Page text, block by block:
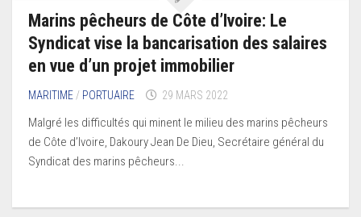
Marins pêcheurs de Côte d’Ivoire: Le
Syndicat vise la bancarisation des salaires
en vue d’un projet immobilier
MARITIME / PORTUAIRE 29 MARS 2022
Malgré les difficultés qui minent le milieu des marins pêcheurs
de Côte d’Ivoire, Dakoury Jean De Dieu, Secrétaire général du
Syndicat des marins pêcheurs...